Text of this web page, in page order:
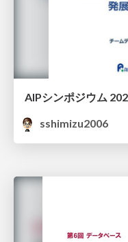
sshimizu2006